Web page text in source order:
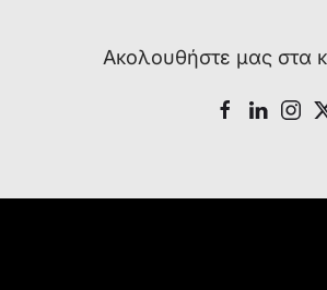
Ακολουθήστε μας στα